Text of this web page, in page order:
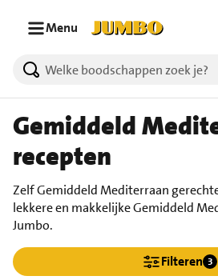
Menu
Gemiddeld
recepten
Zelf Gemiddeld Mediterraan
lekkere en makkelijke Gemiddeld
Jumbo.
Filteren 3